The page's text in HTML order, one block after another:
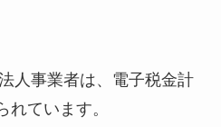
人事業者は、電子税金計
ています。